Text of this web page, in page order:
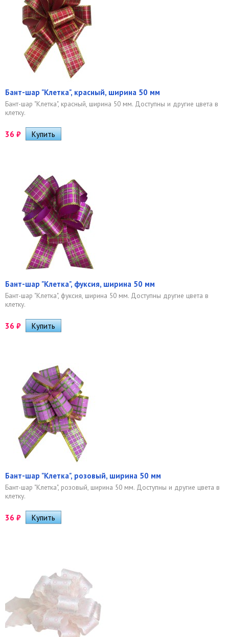
Бант-шар "Клетка", красный, ширина 50 мм
Бант-шар "Клетка", красный, ширина 50 мм. Доступны и другие цвета в
клетку.
36 ₽
Бант-шар "Клетка", фуксия, ширина 50 мм
Бант-шар "Клетка", фуксия, ширина 50 мм. Доступны другие цвета в
клетку.
36 ₽
Бант-шар "Клетка", розовый, ширина 50 мм
Бант-шар "Клетка", розовый, ширина 50 мм. Доступны и другие цвета в
клетку.
36 ₽